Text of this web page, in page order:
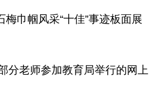
梅巾帼风采“十佳”事迹板面展
分老师参加教育局举行的网上